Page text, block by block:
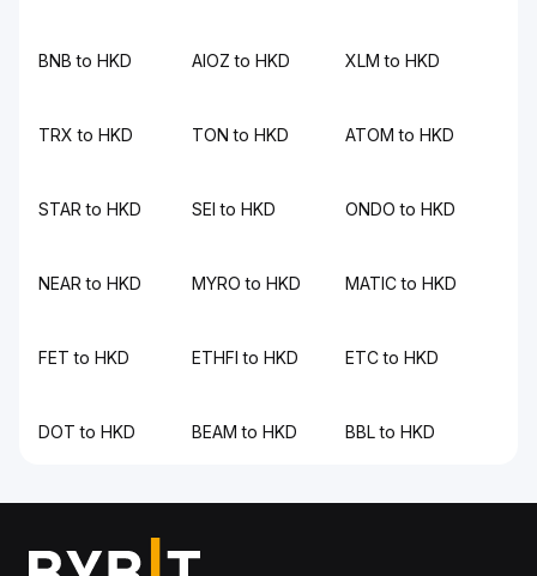
BNB to HKD AIOZ to HKD XLM to HKD
TRX to HKD TON to HKD ATOM to HKD
STAR to HKD SEI to HKD ONDO to HKD
NEAR to HKD MYRO to HKD MATIC to HKD
FET to HKD ETHFI to HKD ETC to HKD
DOT to HKD BEAM to HKD BBL to HKD